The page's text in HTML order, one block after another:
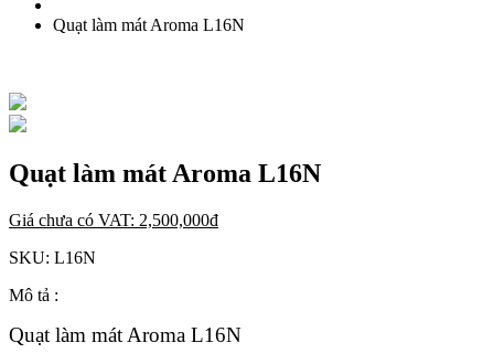
Quạt làm mát Aroma L16N
Quạt làm mát Aroma L16N
Giá chưa có VAT: 2,500,000đ
SKU: L16N
Mô tả :
Quạt làm mát Aroma L16N